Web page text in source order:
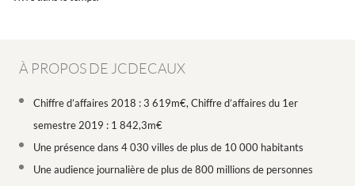
À PROPOS DE JCDECAUX
Chiffre d’affaires 2018 : 3 619m€, Chiffre d’affaires du 1er
semestre 2019 : 1 842,3m€
Une présence dans 4 030 villes de plus de 10 000 habitants
Une audience journalière de plus de 800 millions de personnes